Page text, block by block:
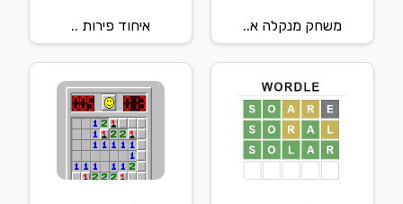
משחק מנקלה א.. איחוד פירות ..